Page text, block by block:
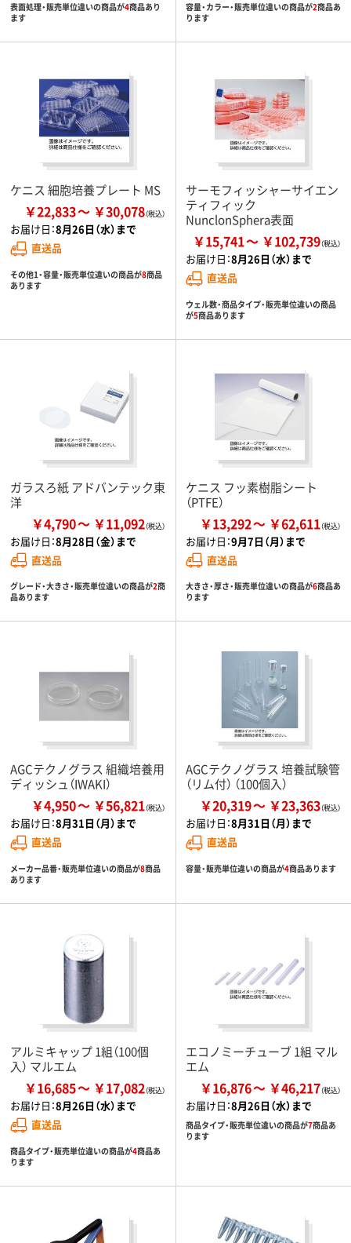
表面処理・販売単位違いの商品が4商品あり
ます
容量・カラー・販売単位違いの商品が2商品あ
ります
ケニス 細胞培養プレート MS
￥22,833 ￥30,078
お届け日：8月26日（水）まで
直送品
その他1・容量・販売単位違いの商品が8商品
あります
サーモフィッシャーサイエン
ティフィック
NunclonSphera表面
￥15,741 ￥102,739
お届け日：8月26日（水）まで
直送品
ウェル数・商品タイプ・販売単位違いの商品
が5商品あります
ガラスろ紙 アドバンテック東
洋
￥4,790 ￥11,092
お届け日：8月28日（金）まで
直送品
グレード・大きさ・販売単位違いの商品が2商
品あります
ケニス フッ素樹脂シート
（PTFE）
￥13,292 ￥62,611
お届け日：9月7日（月）まで
直送品
大きさ・厚さ・販売単位違いの商品が6商品あ
ります
AGCテクノグラス 組織培養用
ディッシュ（IWAKI）
￥4,950 ￥56,821
お届け日：8月31日（月）まで
直送品
メーカー品番・販売単位違いの商品が8商品
あります
AGCテクノグラス 培養試験管
（リム付） （100個入）
￥20,319 ￥23,363
お届け日：8月31日（月）まで
直送品
容量・販売単位違いの商品が4商品あります
アルミキャップ 1組（100個
入） マルエム
￥16,685 ￥17,082
お届け日：8月26日（水）まで
直送品
商品タイプ・販売単位違いの商品が4商品あ
ります
エコノミーチューブ 1組 マル
エム
￥16,876 ￥46,217
お届け日：8月26日（水）まで
商品タイプ・販売単位違いの商品が7商品あ
ります